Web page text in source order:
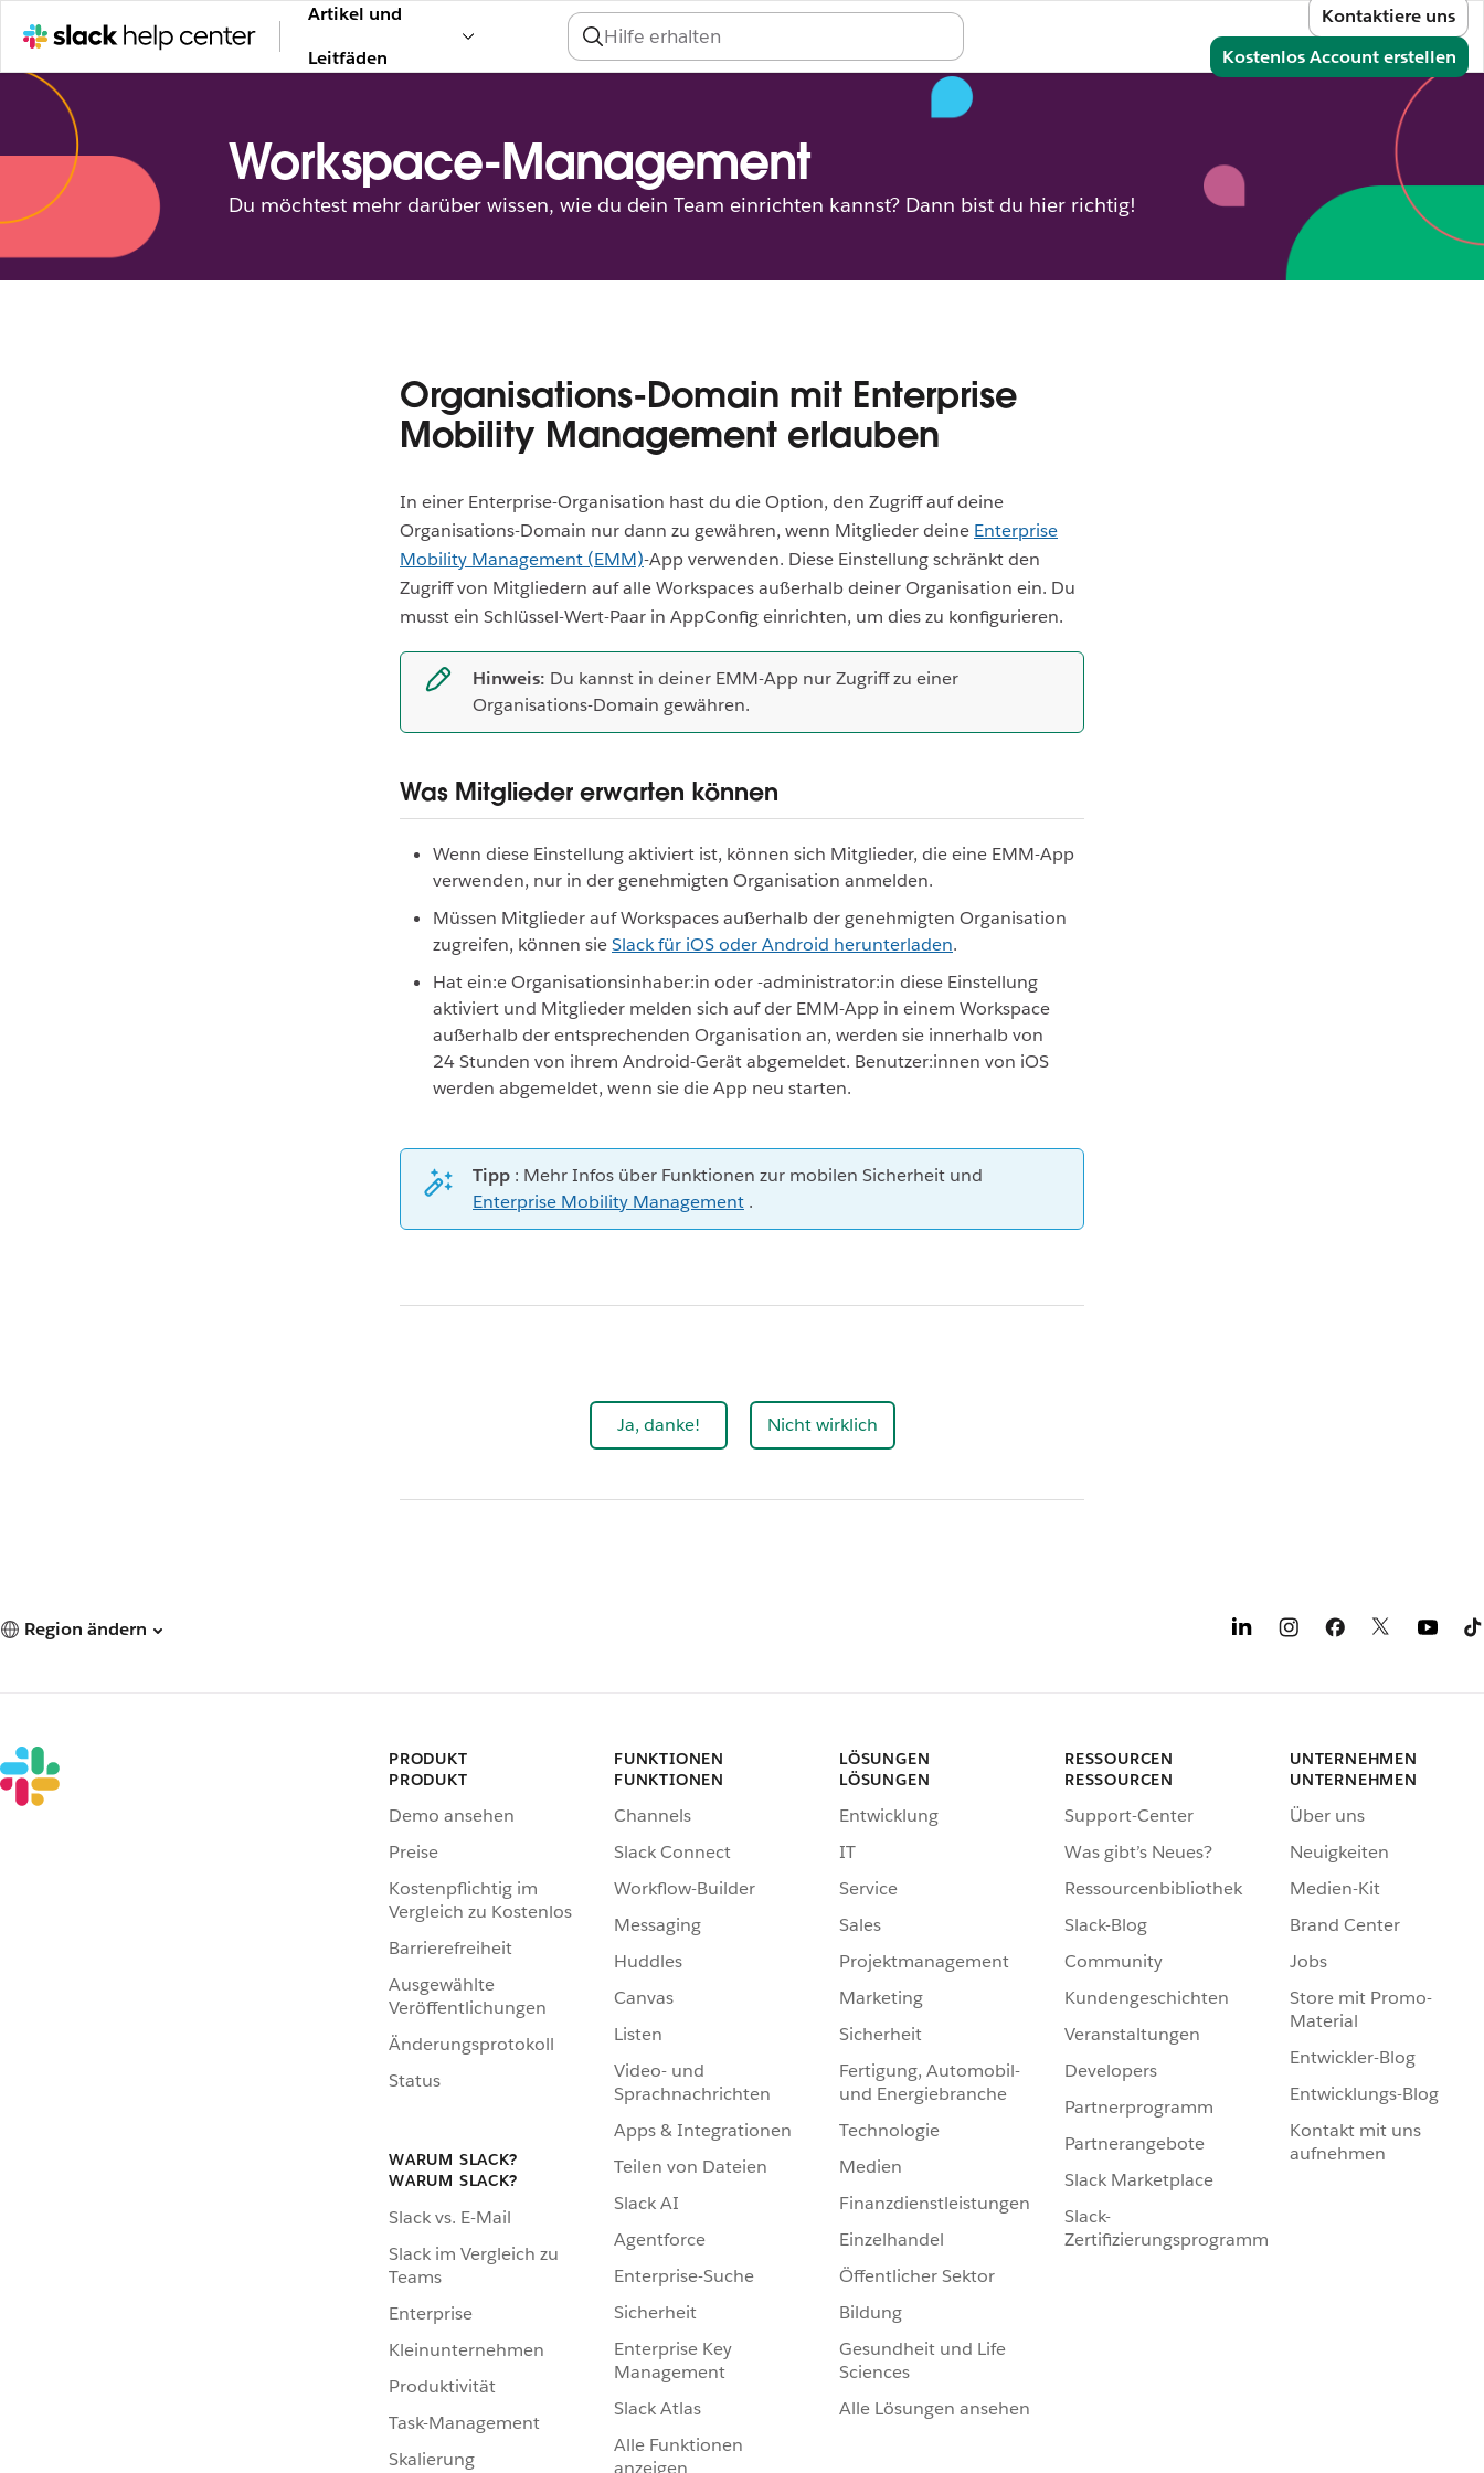
Artikel und
Leitfäden
Kontaktiere uns
Kostenlos Account erstellen
Workspace-Management
Du möchtest mehr darüber wissen, wie du dein Team einrichten kannst? Dann bist du hier richtig!
Organisations-Domain mit Enterprise
Mobility Management erlauben
In einer Enterprise-Organisation hast du die Option, den Zugriff auf deine
Organisations-Domain nur dann zu gewähren, wenn Mitglieder deine Enterprise
Mobility Management (EMM)-App verwenden. Diese Einstellung schränkt den
Zugriff von Mitgliedern auf alle Workspaces außerhalb deiner Organisation ein. Du
musst ein Schlüssel-Wert-Paar in AppConfig einrichten, um dies zu konfigurieren.
Hinweis: Du kannst in deiner EMM-App nur Zugriff zu einer
Organisations-Domain gewähren.
Was Mitglieder erwarten können
Wenn diese Einstellung aktiviert ist, können sich Mitglieder, die eine EMM-App
verwenden, nur in der genehmigten Organisation anmelden.
Müssen Mitglieder auf Workspaces außerhalb der genehmigten Organisation
zugreifen, können sieSlack für iOS oder Android herunterladen.
Hat ein:e Organisationsinhaber:in oder -administrator:in diese Einstellung
aktiviert und Mitglieder melden sich auf der EMM-App in einem Workspace
außerhalb der entsprechenden Organisation an, werden sie innerhalb von
24 Stunden von ihrem Android-Gerät abgemeldet. Benutzer:innen von iOS
werden abgemeldet, wenn sie die App neu starten.
Tipp : Mehr Infos über Funktionen zur mobilen Sicherheit und
Enterprise Mobility Management .
Ja, danke! Nicht wirklich
Region ändern
PRODUKT
PRODUKT
Demo ansehen
Preise
Kostenpflichtig im
Vergleich zu Kostenlos
Barrierefreiheit
Ausgewählte
Veröffentlichungen
Änderungsprotokoll
Status
WARUM SLACK?
WARUM SLACK?
Slack vs. E-Mail
Slack im Vergleich zu
Teams
Enterprise
Kleinunternehmen
Produktivität
Task-Management
Skalierung
FUNKTIONEN
FUNKTIONEN
Channels
Slack Connect
Workflow-Builder
Messaging
Huddles
Canvas
Listen
Video- und
Sprachnachrichten
Apps & Integrationen
Teilen von Dateien
Slack AI
Agentforce
Enterprise-Suche
Sicherheit
Enterprise Key
Management
Slack Atlas
Alle Funktionen
LÖSUNGEN
LÖSUNGEN
Entwicklung
IT
Service
Sales
Projektmanagement
Marketing
Sicherheit
Fertigung, Automobil-
und Energiebranche
Technologie
Medien
Finanzdienstleistungen
Einzelhandel
Öffentlicher Sektor
Bildung
Gesundheit und Life
Sciences
Alle Lösungen ansehen
RESSOURCEN
RESSOURCEN
Support-Center
Was gibt’s Neues?
Ressourcenbibliothek
Slack-Blog
Community
Kundengeschichten
Veranstaltungen
Developers
Partnerprogramm
Partnerangebote
Slack Marketplace
Slack-
Zertifizierungsprogramm
UNTERNEHMEN
UNTERNEHMEN
Über uns
Neuigkeiten
Medien-Kit
Brand Center
Jobs
Store mit Promo-
Material
Entwickler-Blog
Entwicklungs-Blog
Kontakt mit uns
aufnehmen